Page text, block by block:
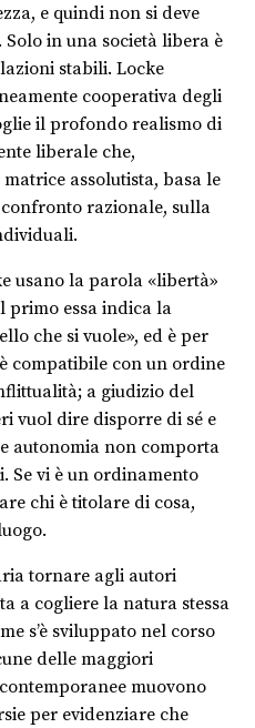
e quindi non si deve
in una società libera è
stabili. Locke
cooperativa degli
il profondo realismo di
liberale che,
assolutista, basa le
razionale, sulla
usano la parola «libertà»
primo essa indica la
che si vuole», ed è per
compatibile con un ordine
a giudizio del
vuol dire disporre di sé e
autonomia non comporta
Se vi è un ordinamento
chi è titolare di cosa,
tornare agli autori
a cogliere la natura stessa
s’è sviluppato nel corso
delle maggiori
muovono
per evidenziare che